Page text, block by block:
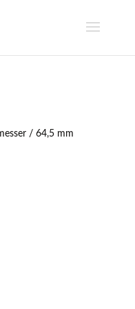
/ 64,5 mm